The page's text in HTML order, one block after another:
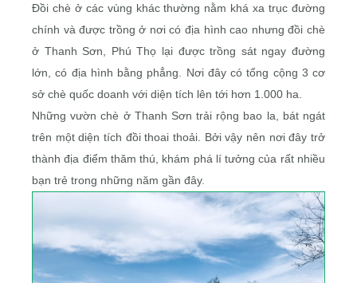
Đồi chè ở các vùng khác thường nằm khá xa trục đường
chính và được trồng ở nơi có địa hình cao nhưng đồi chè
ở Thanh Sơn, Phú Thọ lại được trồng sát ngay đường
lớn, có địa hình bằng phẳng. Nơi đây có tổng cộng 3 cơ
sở chè quốc doanh với diện tích lên tới hơn 1.000 ha.
Những vườn chè ở Thanh Sơn trải rộng bao la, bát ngát
trên một diện tích đồi thoai thoải. Bởi vậy nên nơi đây trở
thành địa điểm thăm thú, khám phá lí tưởng của rất nhiều
bạn trẻ trong những năm gần đây.